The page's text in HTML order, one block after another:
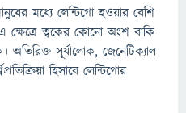
মধ্যে লেন্টিগো হওয়ার বেশি
ক্ষেত্রে ত্বকের কোনো অংশ বাকি
সূর্যালোক, জেনেটিক্যাল
হিসাবে লেন্টিগোর